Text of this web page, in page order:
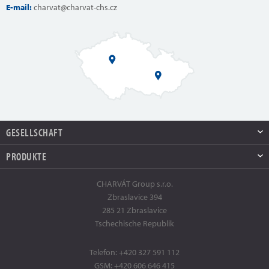
E-mail:charvat@charvat-chs.cz
GESELLSCHAFT
PRODUKTE
CHARVÁT Group s.r.o.
Zbraslavice 394
285 21 Zbraslavice
Tschechische Republik
Telefon: +420 327 591 112
GSM: +420 606 646 415